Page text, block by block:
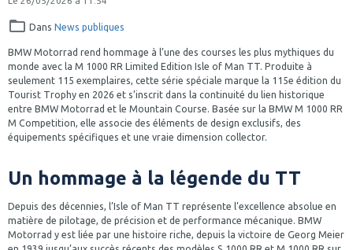
Dans News publiques
BMW Motorrad rend hommage à l’une des courses les plus mythiques du
monde avec la M 1000 RR Limited Edition Isle of Man TT. Produite à
seulement 115 exemplaires, cette série spéciale marque la 115e édition du
Tourist Trophy en 2026 et s’inscrit dans la continuité du lien historique
entre BMW Motorrad et le Mountain Course. Basée sur la BMW M 1000 RR
M Competition, elle associe des éléments de design exclusifs, des
équipements spécifiques et une vraie dimension collector.
Un hommage à la légende du TT
Depuis des décennies, l’Isle of Man TT représente l’excellence absolue en
matière de pilotage, de précision et de performance mécanique. BMW
Motorrad y est liée par une histoire riche, depuis la victoire de Georg Meier